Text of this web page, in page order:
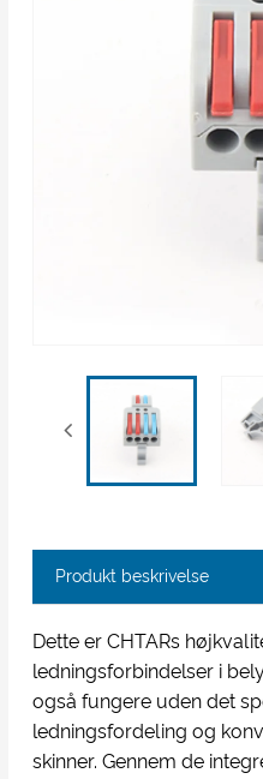
Produkt beskrivelse
Dette er CHTARs
ledningsforbindelser i
også fungere uden det
ledningsfordeling og
skinner. Gennem de